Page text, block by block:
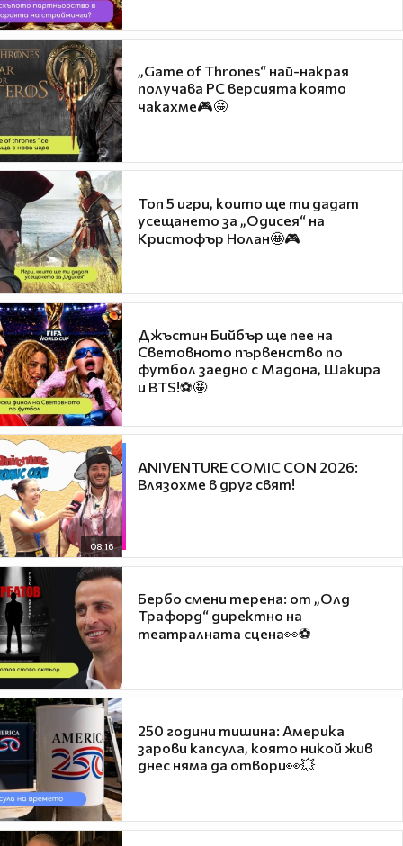
„Game of Thrones“ най-накрая
получава PC версията която
чакахме🎮🤩
Топ 5 игри, които ще ти дадат
усещането за „Одисея“ на
Кристофър Нолан🤩🎮
Джъстин Бийбър ще пее на
Световното първенство по
футбол заедно с Мадона, Шакира
и BTS!⚽🤩
08:16
ANIVENTURE COMIC CON 2026:
Влязохме в друг свят!
Бербо смени терена: от „Олд
Трафорд“ директно на
театралната сцена👀⚽
250 години тишина: Америка
зарови капсула, която никой жив
днес няма да отвори👀💥